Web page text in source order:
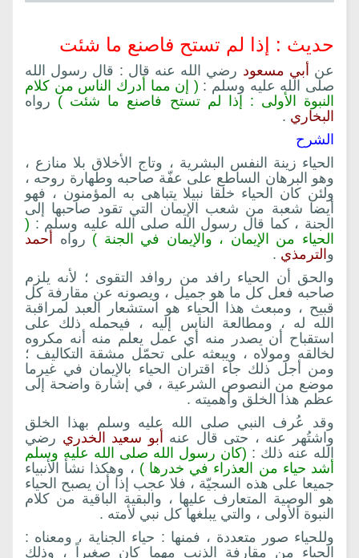
حديث : إذا لم تستح فاصنع ما شئت
عن أبي مسعود رضي الله عنه قال : قال رسول الله
صلى الله عليه وسلم : ( إن مما أدرك الناس من كلام
النبوة الأولى : إذا لم تستح فاصنع ما شئت ) رواه
البخاري .
الشرح
الحياء زينة النفس البشرية ، وتاج الأخلاق بلا منازع ،
وهو البرهان الساطع على عفّة صاحبه وطهارة روحه ،
ولئن كان الحياء خلقا نبيلا يتباهى به المؤمنون ، فهو
أيضا شعبة من شعب الإيمان التي تقود صاحبها إلى
الجنة ، كما قال رسول الله صلى الله عليه وسلم : (
الحياء من الإيمان ، والإيمان في الجنة ) رواه أحمد
والترمذي .
والحق أن الحياء رافد من روافد التقوى ؛ لأنه يلزم
صاحبه فعل كل ما هو جميل ، ويصونه عن مقارفة كل
قبيح ، ومبعث هذا الحياء هو استشعار العبد لمراقبة
الله له ، ومطالعة الناس إليه ، فيحمله ذلك على
استقباح أن يصدر منه أي عمل يعلم منه أنه مكروه
لخالقه ومولاه ، ويبعثه على تحمّل مشقة التكاليف ؛
ومن أجل ذلك جاء اقتران الحياء بالإيمان في غيرما
موضع من النصوص الشرعية ، في إشارة واضحة إلى
عظم هذا الخلق وأهميته .
وقد عُرف النبي صلى الله عليه وسلم بهذا الخلق
واشتُهر عنه ، حتى قال عنه أبو سعيد الخدري رضي
الله عنه ذلك : (كان رسول الله صلى الله عليه وسلم
أشد حياء من العذراء في خدرها ) ، وهكذا نشأ الأنبياء
جميعا على هذه السجيّة ، فلا عجب إذا أن يصبح الحياء
هو الوصية المتعارف عليها ، والبقية الباقية من كلام
النبوة الأولى ، والتي يبلغها كل نبي لأمته .
وللحياء صور متعددة ، فمنها : حياء الجناية ، ومعناه :
الحياء من مقارفة الذنب مهما كان صغيراً ، وذلك